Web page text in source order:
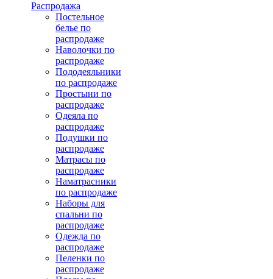
Распродажа
Постельное
белье по
распродаже
Наволочки по
распродаже
Пододеяльники
по распродаже
Простыни по
распродаже
Одеяла по
распродаже
Подушки по
распродаже
Матрасы по
распродаже
Наматрасники
по распродаже
Наборы для
спальни по
распродаже
Одежда по
распродаже
Пеленки по
распродаже